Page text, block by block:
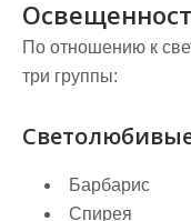
По отношению к
три группы:
Барбарис
Спирея